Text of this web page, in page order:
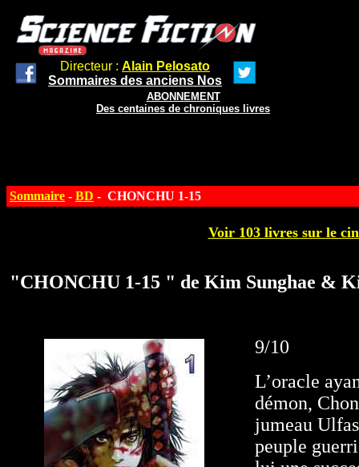
Directeur : Alain Pelosato
Sommaires des anciens Nos
ABONNEMENT
Des centaines de chroniques livres
Sommaire - BD - CHONCHU 1-15
Voir 103 livres sur le
"CHONCHU 1-15 " de Kim Sunghae &
9/10
L’oracle
démon,
jumeau
peuple